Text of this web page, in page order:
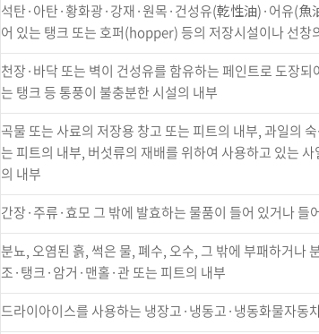
석탄·아탄·황화광·강재·원목·건성유(乾性油)·어유(魚
어 있는 탱크 또는 호퍼(hopper) 등의 저장시설이나 선창
천장·바닥 또는 벽이 건성유를 함유하는 페인트로 도장
는 탱크 등 통풍이 불충분한 시설의 내부
곡물 또는 사료의 저장용 창고 또는 피트의 내부, 과일의
는 피트의 내부, 버섯류의 재배를 위하여 사용하고 있는
의 내부
간장·주류·효모 그 밖에 발효하는 물품이 들어 있거나 들
분뇨, 오염된 흙, 썩은 물, 폐수, 오수, 그 밖에 부패하거나
조·탱크·암거·맨홀·관 또는 피트의 내부
드라이아이스를 사용하는 냉장고·냉동고·냉동화물자동